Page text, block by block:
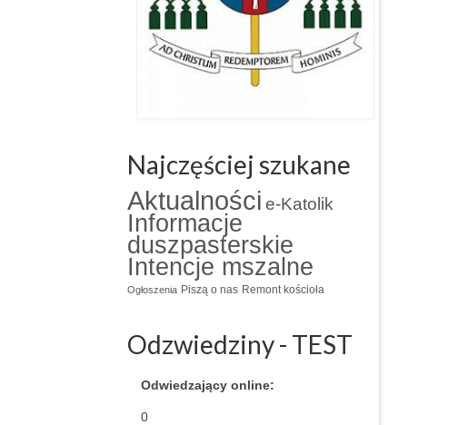
Najczęściej szukane
Aktualności e-Katolik
Informacje
duszpasterskie
Intencje mszalne
Ogłoszenia Piszą o nas Remont kościoła
Odzwiedziny - TEST
Odwiedzający online:
0